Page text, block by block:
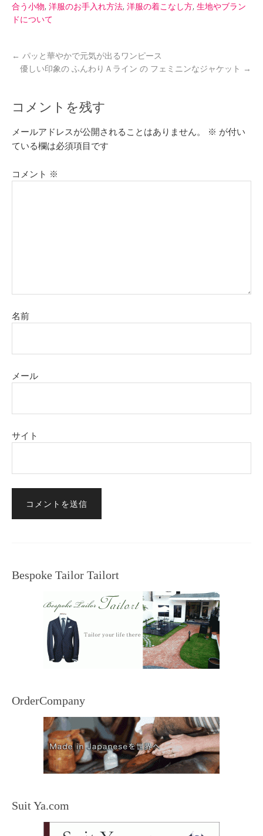
合う小物, 洋服のお手入れ方法, 洋服の着こなし方, 生地やブラン
ドについて
← パッと華やかで元気が出るワンピース
優しい印象の ふんわりＡライン の フェミニンなジャケット →
コメントを残す
メールアドレスが公開されることはありません。 ※ が付い
ている欄は必須項目です
コメント ※
名前
メール
サイト
Bespoke Tailor Tailort
OrderCompany
Suit Ya.com